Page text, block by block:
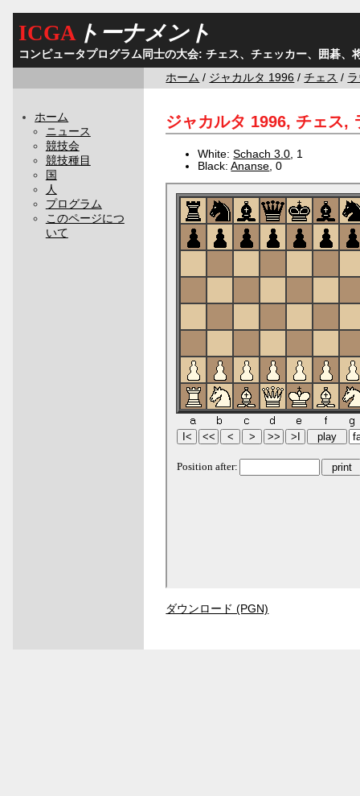
ICGAトーナメント
コンピュータプログラム同士の大会: チェス、チェッカー、囲碁、
ホーム / ジャカルタ 1996 /チェス /
ホーム
ニュース
競技会
競技種目
国
人
プログラム
このページにつ
いて
ジャカルタ 1996, チェス,
White:Schach 3.0 , 1
Black:Ananse , 0
ダウンロード (PGN)